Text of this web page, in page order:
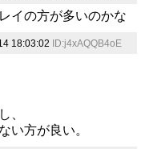
イの方が多いのかな
18:03:02 ID:j4xAQQB4oE
、
い方が良い。